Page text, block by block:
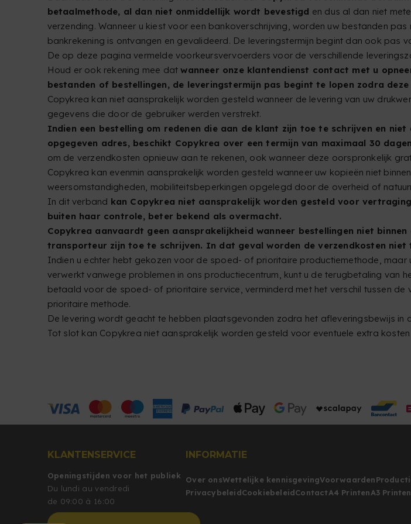
betaalmethode, al dan niet onmiddellijk wordt bevestigd en dus al dan niet
verzending. Wanneer u kiest voor een bankoverschrijving, worden uw bestanden
bankrekening is ontvangen en gevalideerd. De leveringstermijn begint dan ook pas
De op deze pagina vermelde voorkeursvervoerders voor de verschillende
Houd er ook rekening mee datwanneer onze klantendienst contact met u
bestanden of bestellingen, de leveringstermijn pas begint te lopen zodra
Copykrea kan niet aansprakelijk worden gesteld wanneer de levering van uw
gegevens die door de gebruiker werden verstrekt.
Indien een bestelling om redenen die aan de klant zijn toe te schrijven en
opgegeven adres, beschikt Copykrea over een termijn van maximaal 30
om de verzendkosten opnieuw aan te rekenen, ook wanneer deze oorspronkelijk
Copykrea kan evenmin aansprakelijk worden gesteld wanneer uw kopieën niet
weersomstandigheden, mobiliteitsbeperkingen opgelegd door de overheid of
In dit verband kan Copykrea niet aansprakelijk worden gesteld voor
buiten haar controle, beter bekend als overmacht.
Copykrea aanvaardt geen aansprakelijkheid wanneer bestellingen niet
transporteur zijn toe te schrijven. In dat geval worden de verzendkosten niet
Indien u echter hebt gekozen voor de spoed- of prioritaire productiemethode,
verwerkt vanwege problemen in ons productiecentrum, kunt u de terugbetaling van
betaald voor de spoed- of prioritaire service, verminderd met het verschil tussen
prioritaire methode.
De levering wordt geacht te hebben plaatsgevonden zodra het afleveringsbewijs
Tot slot kan Copykrea niet aansprakelijk worden gesteld voor eventuele extra
KLANTENSERVICE
Openingstijden voor het publiek
Du lundi au vendredi
de 09:00 à 16:00
INFORMATIE
Over onsWettelijke kennisgevingVoorwaarden
PrivacybeleidCookiebeleidContactA4 PrintenA3 Printen